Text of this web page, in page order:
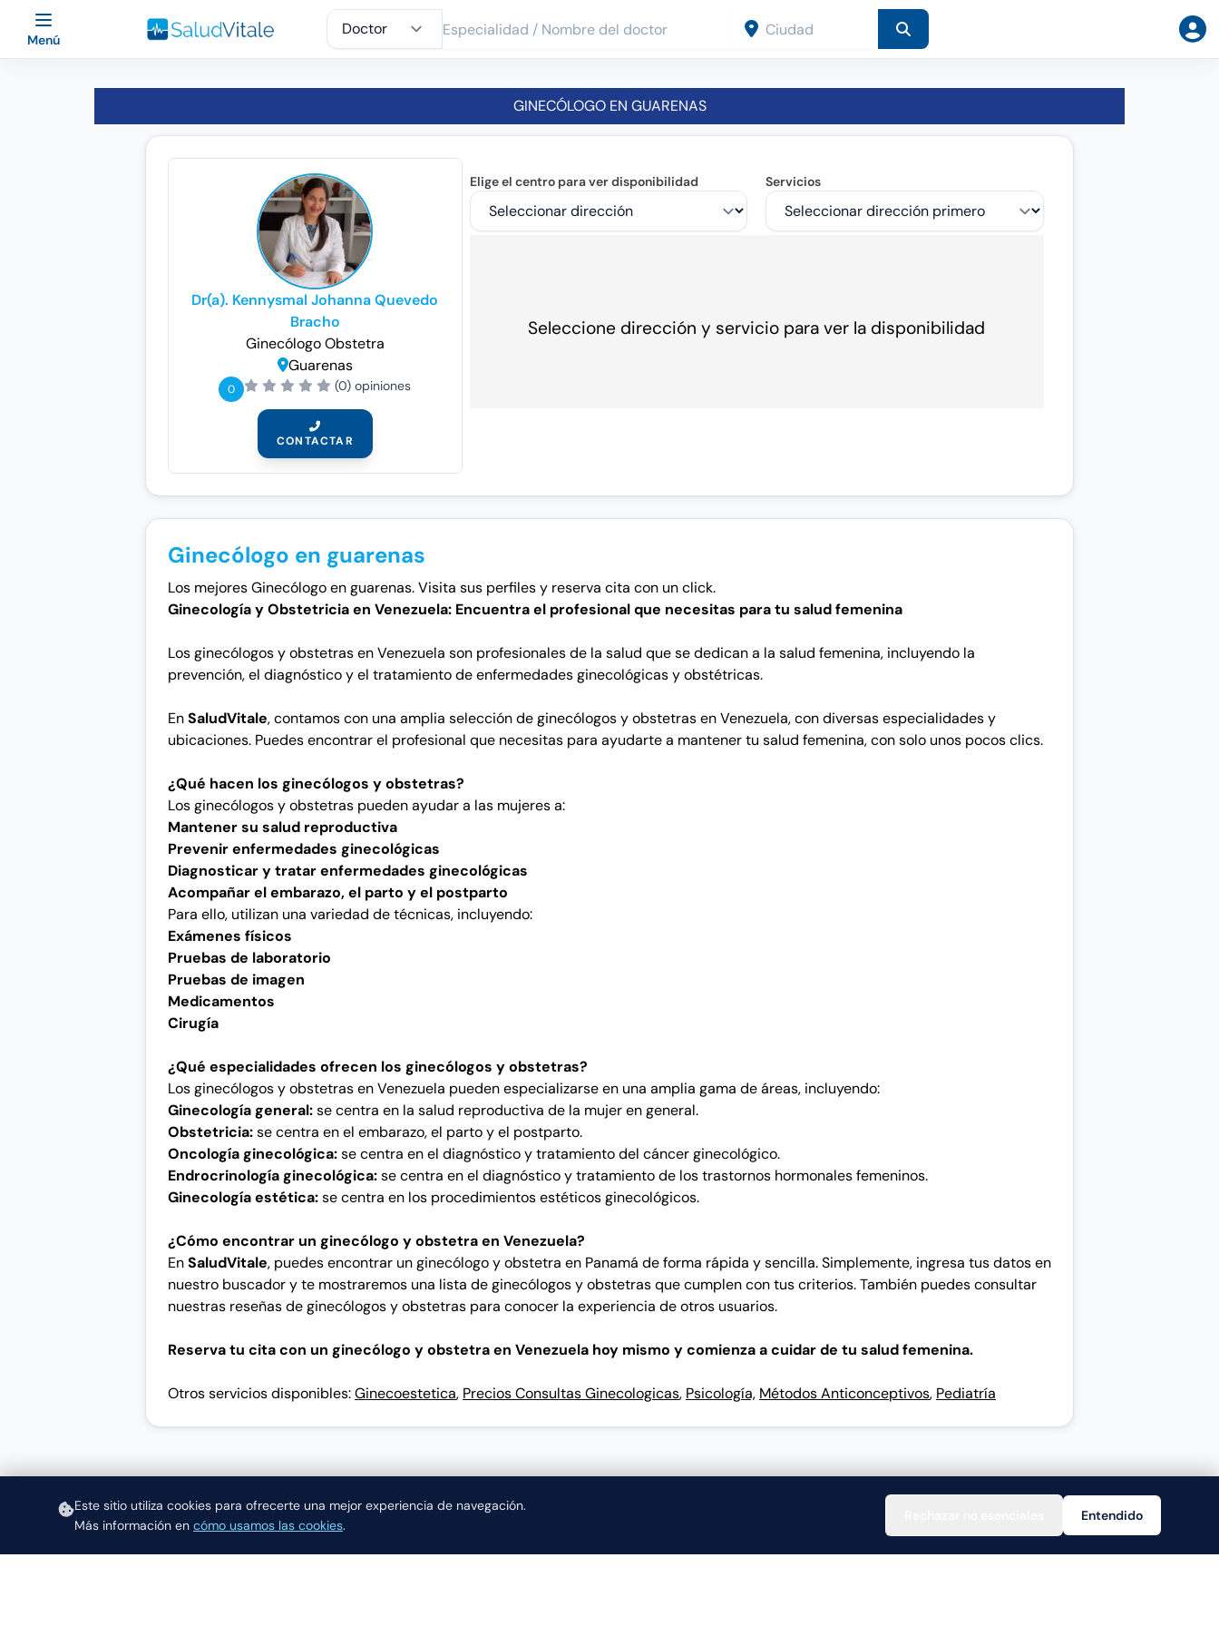
Este sitio utiliza cookies para ofrecerte una mejor experiencia de navegación.
Más información en cómo usamos las cookies.
Entendido
Menú
GINECÓLOGO EN GUARENAS
Dr(a). Kennysmal Johanna Quevedo
Bracho
GinecólogoObstetra
Guarenas
0 (0) opiniones
CONTACTAR
Elige el centro para ver disponibilidad Servicios
Seleccione dirección y servicio para ver la disponibilidad
Ginecólogo en guarenas
Los mejores Ginecólogo en guarenas. Visita sus perfiles y reserva cita con un click.
Ginecología y Obstetricia en Venezuela: Encuentra el profesional que necesitas para tu salud femenina
Los ginecólogos y obstetras en Venezuela son profesionales de la salud que se dedican a la salud femenina, incluyendo la
prevención, el diagnóstico y el tratamiento de enfermedades ginecológicas y obstétricas.
EnSaludVitale, contamos con una amplia selección de ginecólogos y obstetras en Venezuela, con diversas especialidades y
ubicaciones. Puedes encontrar el profesional que necesitas para ayudarte a mantener tu salud femenina, con solo unos pocos clics.
¿Qué hacen los ginecólogos y obstetras?
Los ginecólogos y obstetras pueden ayudar a las mujeres a:
Mantener su salud reproductiva
Prevenir enfermedades ginecológicas
Diagnosticar y tratar enfermedades ginecológicas
Acompañar el embarazo, el parto y el postparto
Para ello, utilizan una variedad de técnicas, incluyendo:
Exámenes físicos
Pruebas de laboratorio
Pruebas de imagen
Medicamentos
Cirugía
¿Qué especialidades ofrecen los ginecólogos y obstetras?
Los ginecólogos y obstetras en Venezuela pueden especializarse en una amplia gama de áreas, incluyendo:
Ginecología general:se centra en la salud reproductiva de la mujer en general.
Obstetricia:se centra en el embarazo, el parto y el postparto.
Oncología ginecológica:se centra en el diagnóstico y tratamiento del cáncer ginecológico.
Endrocrinología ginecológica:se centra en el diagnóstico y tratamiento de los trastornos hormonales femeninos.
Ginecología estética:se centra en los procedimientos estéticos ginecológicos.
¿Cómo encontrar un ginecólogo y obstetra en Venezuela?
EnSaludVitale, puedes encontrar un ginecólogo y obstetra en Panamá de forma rápida y sencilla. Simplemente, ingresa tus datos en
nuestro buscador y te mostraremos una lista de ginecólogos y obstetras que cumplen con tus criterios. También puedes consultar
nuestras reseñas de ginecólogos y obstetras para conocer la experiencia de otros usuarios.
Reserva tu cita con un ginecólogo y obstetra en Venezuela hoy mismo y comienza a cuidar de tu salud femenina.
Otros servicios disponibles:Ginecoestetica, Precios Consultas Ginecologicas, Psicología, Métodos Anticonceptivos, Pediatría